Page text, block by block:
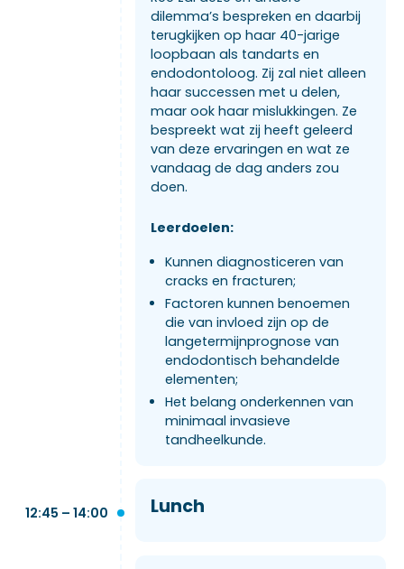
dilemma’s bespreken en daarbij
terugkijken op haar 40-jarige
loopbaan als tandarts en
endodontoloog. Zij zal niet alleen
haar successen met u delen,
maar ook haar mislukkingen. Ze
bespreekt wat zij heeft geleerd
van deze ervaringen en wat ze
vandaag de dag anders zou
doen.
Leerdoelen:
Kunnen diagnosticeren van
cracks en fracturen;
Factoren kunnen benoemen
die van invloed zijn op de
langetermijnprognose van
endodontisch behandelde
elementen;
Het belang onderkennen van
minimaal invasieve
tandheelkunde.
12:45 – 14:00 Lunch